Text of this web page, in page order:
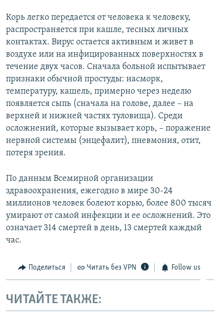
Корь легко передается от человека к человеку,
распространяется при кашле, тесных личных
контактах. Вирус остается активным и живет в
воздухе или на инфицированных поверхностях в
течение двух часов. Сначала больной испытывает
признаки обычной простуды: насморк,
температуру, кашель, примерно через неделю
появляется сыпь (сначала на голове, далее – на
верхней и нижней частях туловища). Среди
осложнений, которые вызывает корь, – поражение
нервной системы (энцефалит), пневмония, отит,
потеря зрения.
По данным Всемирной организации
здравоохранения, ежегодно в мире 30-24
миллионов человек болеют корью, более 800 тысяч
умирают от самой инфекции и ее осложнений. Это
означает 314 смертей в день, 13 смертей каждый
час.
Поделиться Читать без VPN Follow us
ЧИТАЙТЕ ТАКЖЕ: